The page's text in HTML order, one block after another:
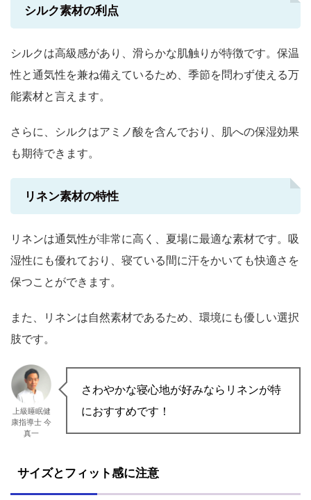
シルク素材の利点
シルクは高級感があり、滑らかな肌触りが特徴です。保温
性と通気性を兼ね備えているため、季節を問わず使える万
能素材と言えます。
さらに、シルクはアミノ酸を含んでおり、肌への保湿効果
も期待できます。
リネン素材の特性
リネンは通気性が非常に高く、夏場に最適な素材です。吸
湿性にも優れており、寝ている間に汗をかいても快適さを
保つことができます。
また、リネンは自然素材であるため、環境にも優しい選択
肢です。
上級睡眠健
康指導士 今
真一
さわやかな寝心地が好みならリネンが特
におすすめです！
サイズとフィット感に注意